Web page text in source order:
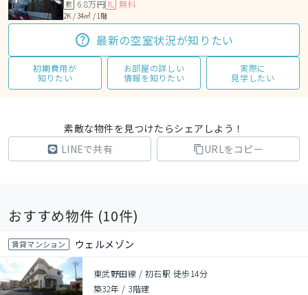
敷 6.8万円 礼 無料
2K / 34㎡ / 1階
最新の空室状況が知りたい
初期費用が
知りたい
お部屋の詳しい
情報を知りたい
実際に
見学したい
素敵な物件を見つけたらシェアしよう！
LINEで共有
URLをコピー
おすすめ物件 (10件)
賃貸マンション ウェルメゾン
東武野田線 / 初石駅 徒歩14分
築32年 / 3階建